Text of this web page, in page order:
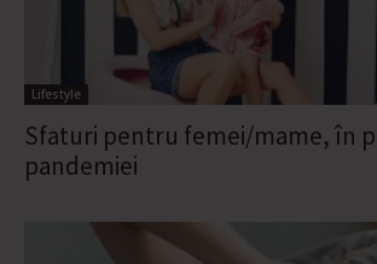
Lifestyle
Sfaturi pentru femei/mame, în
pandemiei